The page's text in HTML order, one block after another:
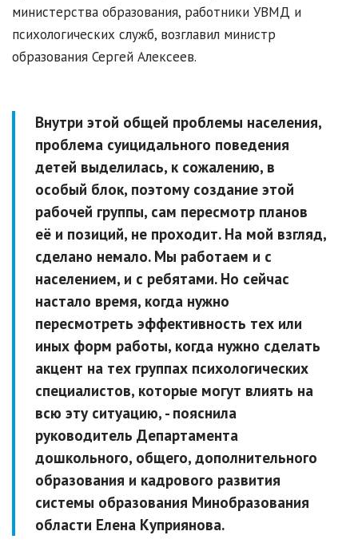
министерства образования, работники УВМД и
психологических служб, возглавил министр
образования Сергей Алексеев.
Внутри этой общей проблемы населения,
проблема суицидального поведения
детей выделилась, к сожалению, в
особый блок, поэтому создание этой
рабочей группы, сам пересмотр планов
её и позиций, не проходит. На мой взгляд,
сделано немало. Мы работаем и с
населением, и с ребятами. Но сейчас
настало время, когда нужно
пересмотреть эффективность тех или
иных форм работы, когда нужно сделать
акцент на тех группах психологических
специалистов, которые могут влиять на
всю эту ситуацию, - пояснила
руководитель Департамента
дошкольного, общего, дополнительного
образования и кадрового развития
системы образования Минобразования
области Елена Куприянова.